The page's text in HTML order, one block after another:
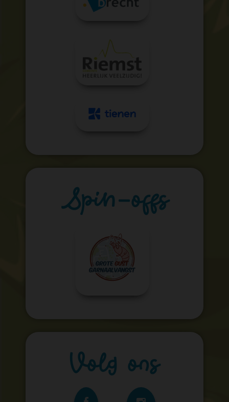
Spin-offs
Volg ons